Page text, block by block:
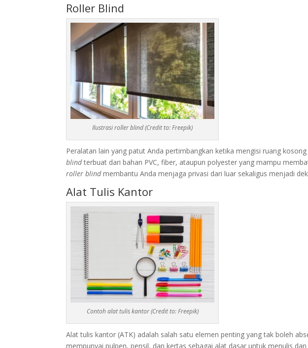
Roller Blind
Ilustrasi roller blind (Credit to: Freepik)
Peralatan lain yang patut Anda pertimbangkan ketika mengisi ruang
blindterbuat dari bahan PVC, fiber, ataupun polyester yang mampu
roller blindmembantu Anda menjaga privasi dari luar sekaligus menjadi
Alat Tulis Kantor
Contoh alat tulis kantor (Credit to: Freepik)
Alat tulis kantor (ATK) adalah salah satu elemen penting yang tak boleh
mempunyai pulpen, pensil, dan kertas sebagai alat dasar untuk menulis